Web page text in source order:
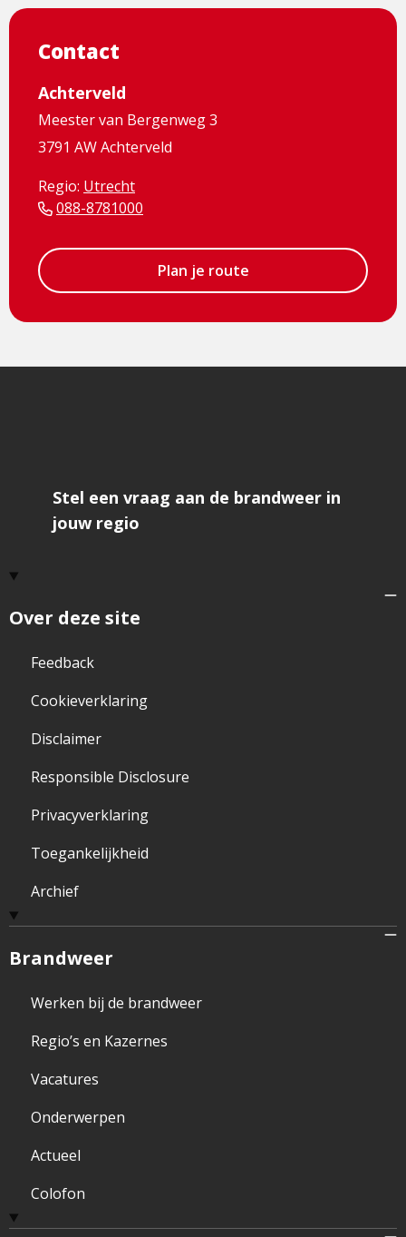
Contact
Achterveld
Meester van Bergenweg 3
3791 AW Achterveld
Regio: Utrecht
088-8781000
Plan je route
Over deze site
Feedback
Cookieverklaring
Disclaimer
Responsible Disclosure
Privacyverklaring
Toegankelijkheid
Archief
Brandweer
Werken bij de brandweer
Regio’s en Kazernes
Vacatures
Onderwerpen
Actueel
Colofon
Stel een vraag aan de brandweer in
jouw regio